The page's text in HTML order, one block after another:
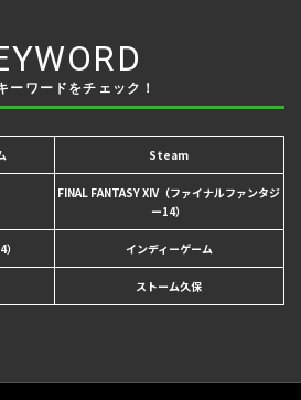
ーワードをチェック！
Steam
FINAL FANTASY XIV（ファイナルファンタジ
ー14）
インディーゲーム
ストーム久保